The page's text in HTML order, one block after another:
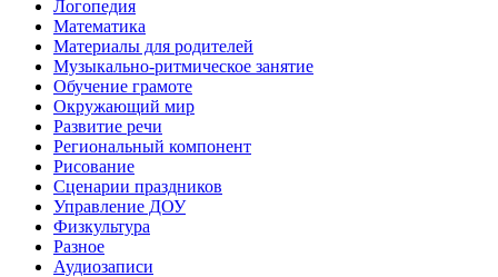
Логопедия
Математика
Материалы для родителей
Музыкально-ритмическое занятие
Обучение грамоте
Окружающий мир
Развитие речи
Региональный компонент
Рисование
Сценарии праздников
Управление ДОУ
Физкультура
Разное
Аудиозаписи